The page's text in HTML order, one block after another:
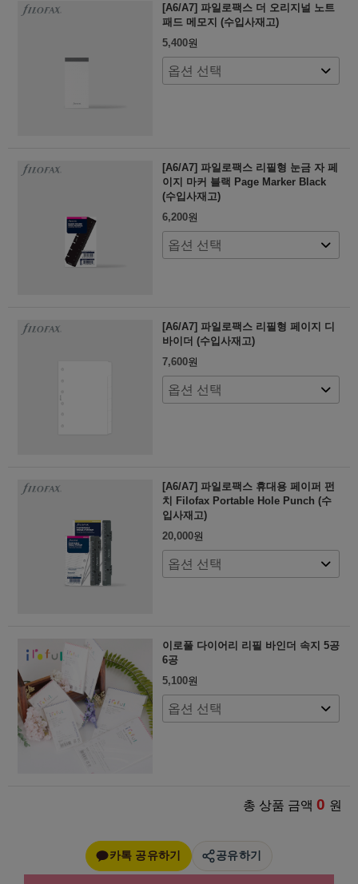
[A6/A7] 파일로팩스 더 오리지널 노트
패드 메모지 (수입사재고)
5,400원
[A6/A7] 파일로팩스 리필형 눈금 자 페
이지 마커 블랙 Page Marker Black
(수입사재고)
6,200원
[A6/A7] 파일로팩스 리필형 페이지 디
바이더 (수입사재고)
7,600원
[A6/A7] 파일로팩스 휴대용 페이퍼 펀
치 Filofax Portable Hole Punch (수
입사재고)
20,000원
이로풀 다이어리 리필 바인더 속지 5공
6공
5,100원
총 상품 금액 0 원
카톡 공유하기 공유하기